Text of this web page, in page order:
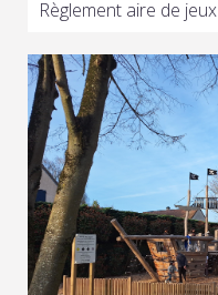
Règlement aire de jeux